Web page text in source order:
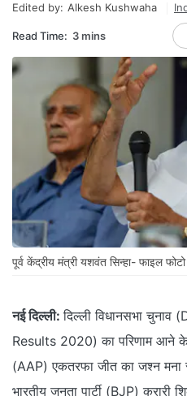
Edited by: Alkesh Kushwaha
Read Time: 3 mins
पूर्व केंद्रीय मंत्री यशवंत सिन्हा- फाइल फोटो
नई दिल्ली: दिल्ली विधानसभा
Results 2020) का परिणाम आने के
(AAP) एकतरफा जीत का जश्न मना
भारतीय जनता पार्टी (BJP)